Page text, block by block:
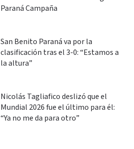
Paraná Campaña
San Benito Paraná va por la
clasificación tras el 3-0: “Estamos a
la altura”
Nicolás Tagliafico deslizó que el
Mundial 2026 fue el último para él:
“Ya no me da para otro”